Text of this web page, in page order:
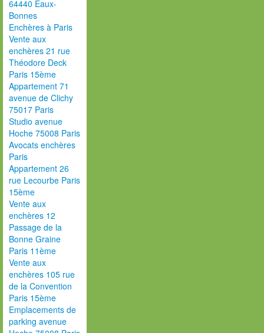
64440 Eaux-
Bonnes
Enchères à Paris
Vente aux
enchères 21 rue
Théodore Deck
Paris 15ème
Appartement 71
avenue de Clichy
75017 Paris
Studio avenue
Hoche 75008 Paris
Avocats enchères
Paris
Appartement 26
rue Lecourbe Paris
15ème
Vente aux
enchères 12
Passage de la
Bonne Graine
Paris 11ème
Vente aux
enchères 105 rue
de la Convention
Paris 15ème
Emplacements de
parking avenue